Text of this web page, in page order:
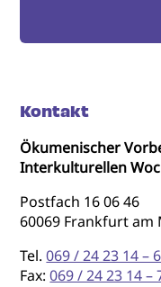
Kontakt
Ökumenischer
Interkulturellen
Postfach 16 06 46
60069 Frankfurt am
Tel.069 / 24 23 14 –
Fax:069 / 24 23 14 –